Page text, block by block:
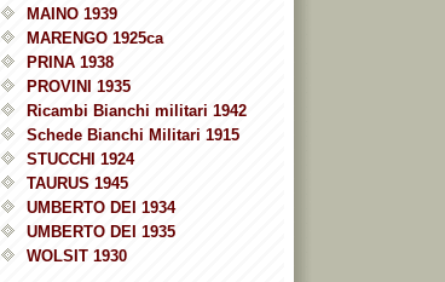
MAINO 1939
MARENGO 1925ca
PRINA 1938
PROVINI 1935
Ricambi Bianchi militari 1942
Schede Bianchi Militari 1915
STUCCHI 1924
TAURUS 1945
UMBERTO DEI 1934
UMBERTO DEI 1935
WOLSIT 1930